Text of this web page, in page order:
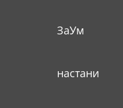
ЗаУм
настани